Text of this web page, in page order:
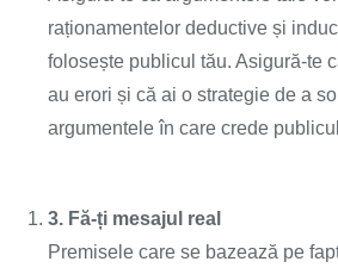
raționamentelor deductive și
folosește publicul tău. Asigură-te
au erori și că ai o strategie de a
argumentele în care crede
3. Fă-ți mesajul real
Premisele care se bazează pe